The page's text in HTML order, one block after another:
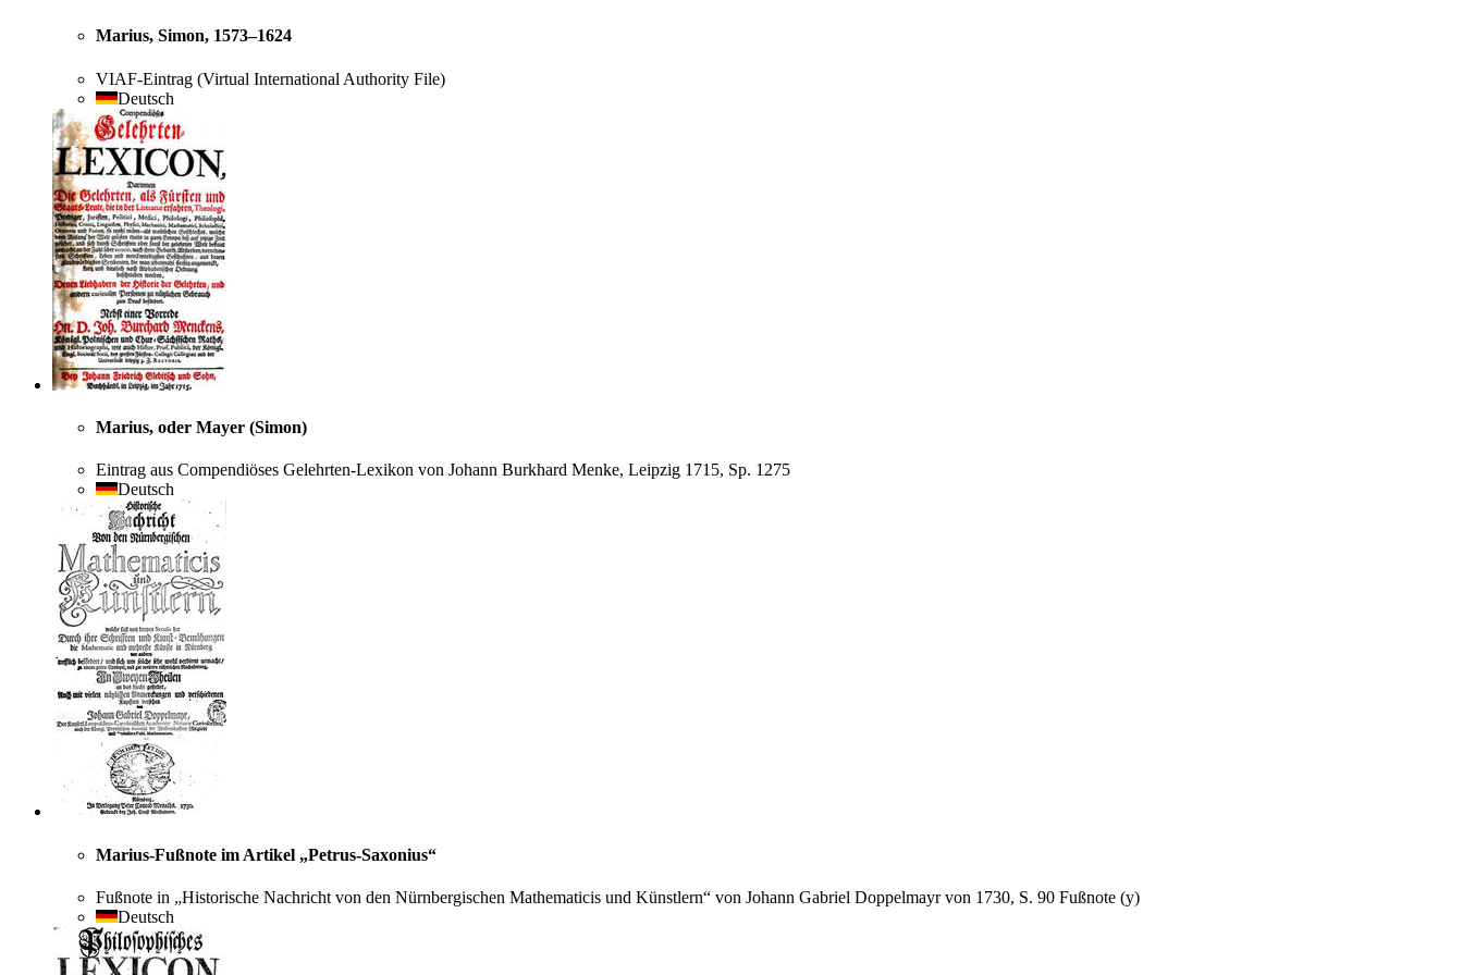
Marius, Simon, 1573–1624
VIAF-Eintrag (Virtual International Authority File)
Deutsch
Marius, oder Mayer (Simon)
Eintrag aus Compendiöses Gelehrten-Lexikon von Johann Burkhard Menke, Leipzig 1715, Sp. 1275
Deutsch
Marius-Fußnote im Artikel „Petrus-Saxonius“
Fußnote in „Historische Nachricht von den Nürnbergischen Mathematicis und Künstlern“ von Johann Gabriel Doppelmayr von 1730, S. 90 Fußnote (y)
Deutsch